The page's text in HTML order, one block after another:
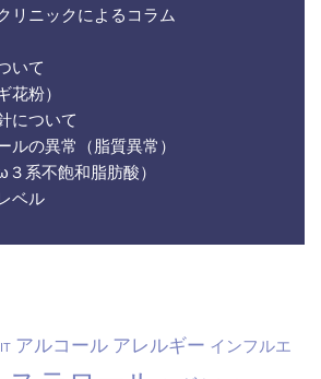
リニックによるコラム
いて
花粉）
について
ルの異常（脂質異常）
系不飽和脂肪酸）
ベル
アルコール アレルギー インフルエ